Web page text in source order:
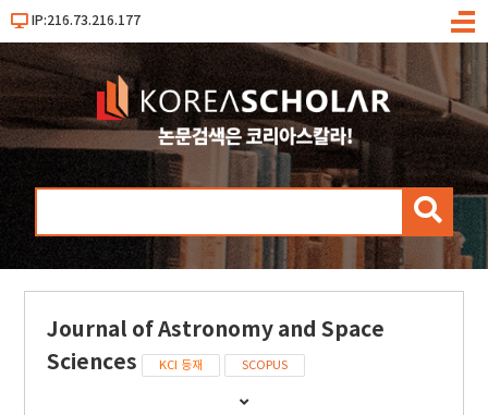
IP:216.73.216.177
메
검
Journal of Astronomy and Space
Sciences
KCI 등재 SCOPUS
간